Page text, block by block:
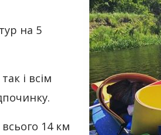
на 5
і всім
14 км